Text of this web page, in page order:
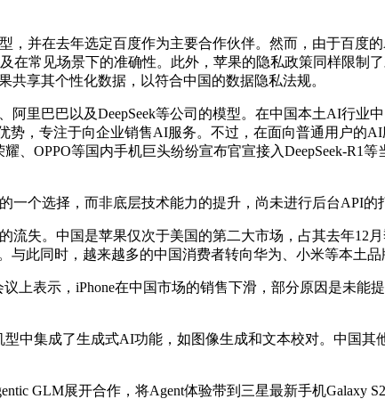
，并在去年选定百度作为主要合作伙伴。然而，由于百度
常见场景下的准确性。此外，苹果的隐私政策同样限制
享其个性化数据，以符合中国的数据隐私法规。
里巴巴以及DeepSeek等公司的模型。在中国本土AI行业
势，专注于向企业销售AI服务。不过，在面向普通用户的
OPPO等国内手机巨头纷纷宣布官宣接入DeepSeek-R1
一个选择，而非底层技术能力的提升，尚未进行后台API
失。中国是苹果仅次于美国的第二大市场，占其去年12
此同时，越来越多的中国消费者转向华为、小米等本土品
表示，iPhone在中国市场的销售下滑，部分原因是未能
中集成了生成式AI功能，如图像生成和文本校对。中国
GLM展开合作，将Agent体验带到三星最新手机Galaxy